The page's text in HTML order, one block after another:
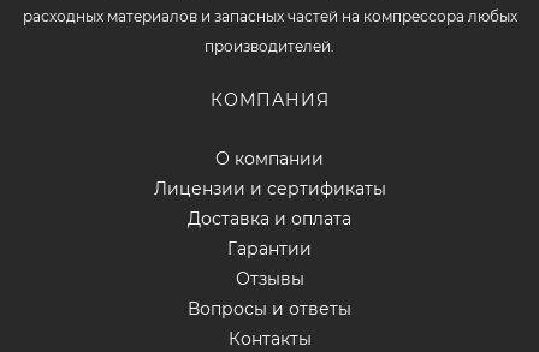
расходных материалов и запасных частей на компрессора любых
производителей.
КОМПАНИЯ
О компании
Лицензии и сертификаты
Доставка и оплата
Гарантии
Отзывы
Вопросы и ответы
Контакты